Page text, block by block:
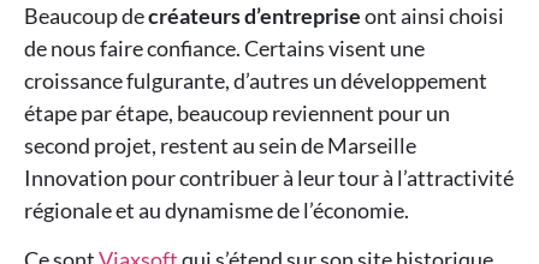
Beaucoup decréateurs d’entrepriseont ainsi choisi
de nous faire confiance. Certains visent une
croissance fulgurante, d’autres un développement
étape par étape, beaucoup reviennent pour un
second projet, restent au sein de Marseille
Innovation pour contribuer à leur tour à l’attractivité
régionale et au dynamisme de l’économie.